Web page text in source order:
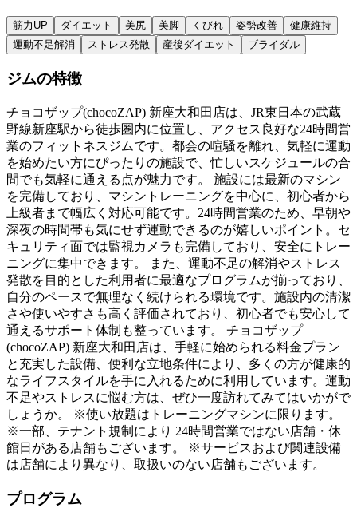
筋力UP ダイエット 美尻 美脚 くびれ 姿勢改善
健康維持
運動不足解消
ストレス発散 産後ダイエット ブライダル
ジムの特徴
チョコザップ(chocoZAP) 新座大和田店は、JR東日本の武蔵
野線新座駅から徒歩圏内に位置し、アクセス良好な24時間営
業のフィットネスジムです。都会の喧騒を離れ、気軽に運動
を始めたい方にぴったりの施設で、忙しいスケジュールの合
間でも気軽に通える点が魅力です。 施設には最新のマシン
を完備しており、マシントレーニングを中心に、初心者から
上級者まで幅広く対応可能です。24時間営業のため、早朝や
深夜の時間帯も気にせず運動できるのが嬉しいポイント。セ
キュリティ面では監視カメラも完備しており、安全にトレー
ニングに集中できます。 また、運動不足の解消やストレス
発散を目的とした利用者に最適なプログラムが揃っており、
自分のペースで無理なく続けられる環境です。施設内の清潔
さや使いやすさも高く評価されており、初心者でも安心して
通えるサポート体制も整っています。 チョコザップ
(chocoZAP) 新座大和田店は、手軽に始められる料金プラン
と充実した設備、便利な立地条件により、多くの方が健康的
なライフスタイルを手に入れるために利用しています。運動
不足やストレスに悩む方は、ぜひ一度訪れてみてはいかがで
しょうか。 ※使い放題はトレーニングマシンに限ります。
※一部、テナント規制により 24時間営業ではない店舗・休
館日がある店舗もございます。 ※サービスおよび関連設備
は店舗により異なり、取扱いのない店舗もございます。
プログラム